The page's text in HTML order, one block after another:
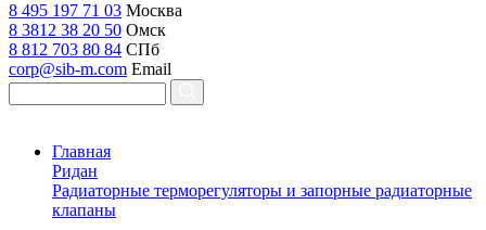
8 495 197 71 03 Москва
8 3812 38 20 50 Омск
8 812 703 80 84 СПб
corp@sib-m.com Email
Главная
Ридан
Радиаторные терморегуляторы и запорные радиаторные
клапаны